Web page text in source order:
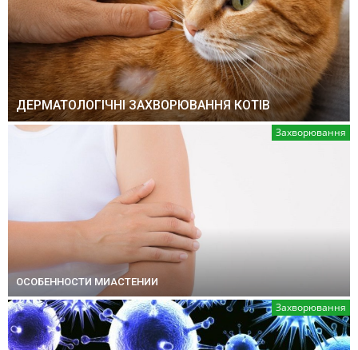
ДЕРМАТОЛОГІЧНІ ЗАХВОРЮВАННЯ КОТІВ
Захворювання
ОСОБЕННОСТИ МИАСТЕНИИ
Захворювання